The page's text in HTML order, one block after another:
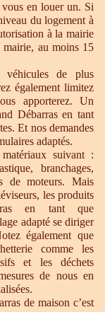
en louer un. Si
du logement à
à la mairie
mairie, au moins 15
véhicules de plus
également limitez
apporterez. Un
Débarras en tant
Et nos demandes
adaptés.
suivant :
branchages,
de moteurs. Mais
les produits
en tant que
adapté se diriger
également que
comme les
et les déchets
de nous en
de maison c’est